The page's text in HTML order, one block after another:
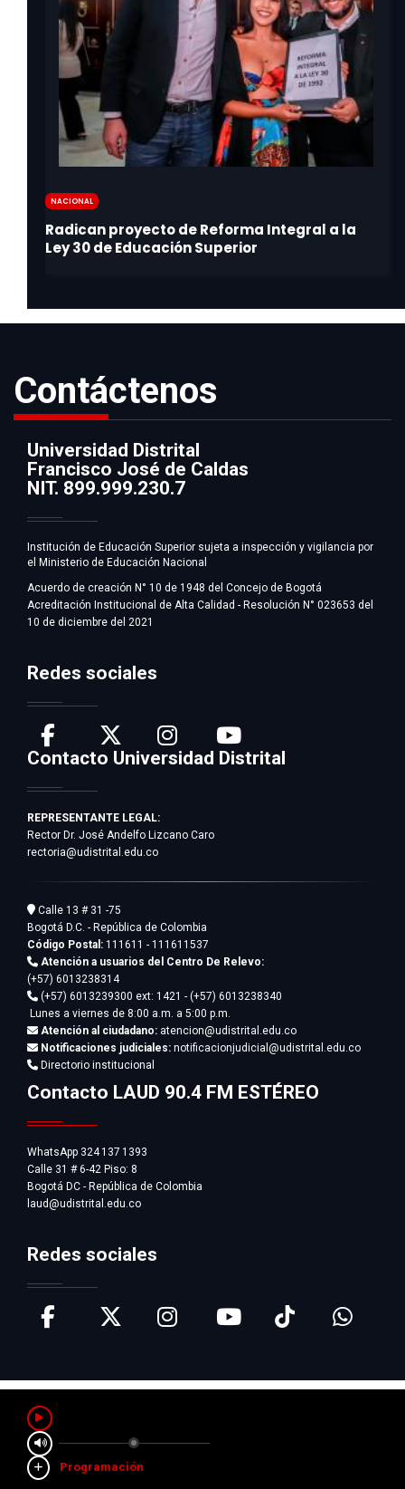
Programación
Nacional
Contáctenos
Información
Universidad Distrital
Francisco José de Caldas
NIT. 899.999.230.7
Institución de Educación Superior sujeta a inspección y vigilancia por
el Ministerio de Educación Nacional
Acuerdo de creación N° 10 de 1948 del Concejo de Bogotá
Acreditación Institucional de Alta Calidad - Resolución N° 023653 del
10 de diciembre del 2021
Redes sociales
Contacto Universidad Distrital
REPRESENTANTE LEGAL:
Rector Dr. José Andelfo Lizcano Caro
rectoria@udistrital.edu.co
Calle 13 # 31 -75
Bogotá D.C. - República de Colombia
Código Postal: 111611 - 111611537
Atención a usuarios del Centro De Relevo:
(+57) 6013238314
(+57) 6013239300 ext: 1421 - (+57) 6013238340
Lunes a viernes de 8:00 a.m. a 5:00 p.m.
Atención al ciudadano: atencion@udistrital.edu.co
Notificaciones judiciales: notificacionjudicial@udistrital.edu.co
Directorio institucional
Contacto LAUD 90.4 FM ESTÉREO
WhatsApp 324 137 1393
Calle 31 # 6-42 Piso: 8
Bogotá DC - República de Colombia
laud@udistrital.edu.co
Redes sociales
Pausar